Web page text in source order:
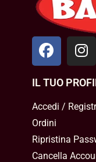
IL TUO
Accedi /
Ordini
Ripristina
Cancella